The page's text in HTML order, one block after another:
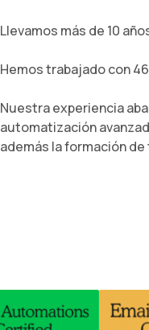
Llevamos más de 10
Hemos trabajado con
Nuestra experiencia
automatización
además la formación